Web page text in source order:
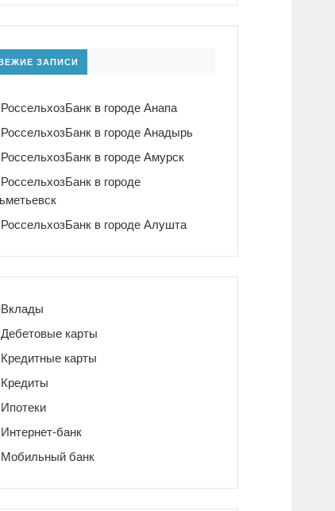
ЗАПИСИ
РоссельхозБанк в городе Анапа
РоссельхозБанк в городе Анадырь
РоссельхозБанк в городе Амурск
РоссельхозБанк в городе
РоссельхозБанк в городе Алушта
Вклады
Дебетовые карты
Кредитные карты
Кредиты
Ипотеки
Интернет-банк
Мобильный банк